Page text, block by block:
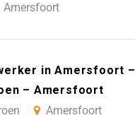
Amersfoort
in Amersfoort –
– Amersfoort
Amersfoort